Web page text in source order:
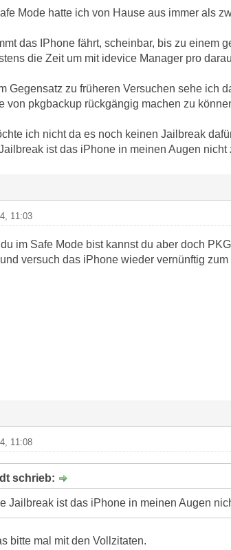
Mode hatte ich von Hause aus immer als
das IPhone fährt, scheinbar, bis zu einem
die Zeit um mit idevice Manager pro
Gegensatz zu früheren Versuchen sehe ich
von pkgbackup rückgängig machen zu
ich nicht da es noch keinen Jailbreak
ist das iPhone in meinen Augen nicht
11:03
im Safe Mode bist kannst du aber doch
versuch das iPhone wieder vernünftig
11:08
schrieb:
Jailbreak ist das iPhone in meinen Augen
bitte mal mit den Vollzitaten.